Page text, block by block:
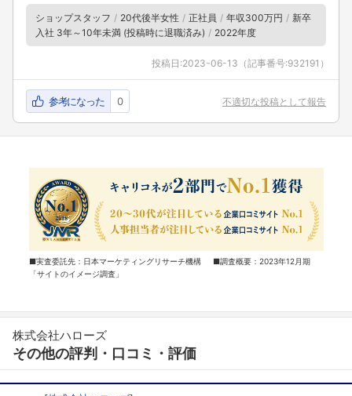
ショップスタッフ 20代後半女性 正社員 年収300万円
新卒
入社 3年～10年未満 (投稿時に退職済み)
2022年度
投稿日:2023-06-13 （記事番号:932191）
参考になった 0 不適切な投稿として報告
■実査委託先：日本マーケティングリサーチ機構 ■調査概要：2023年12月期
「サイトのイメージ調査」
株式会社ハローズ
その他の評判・口コミ・評価